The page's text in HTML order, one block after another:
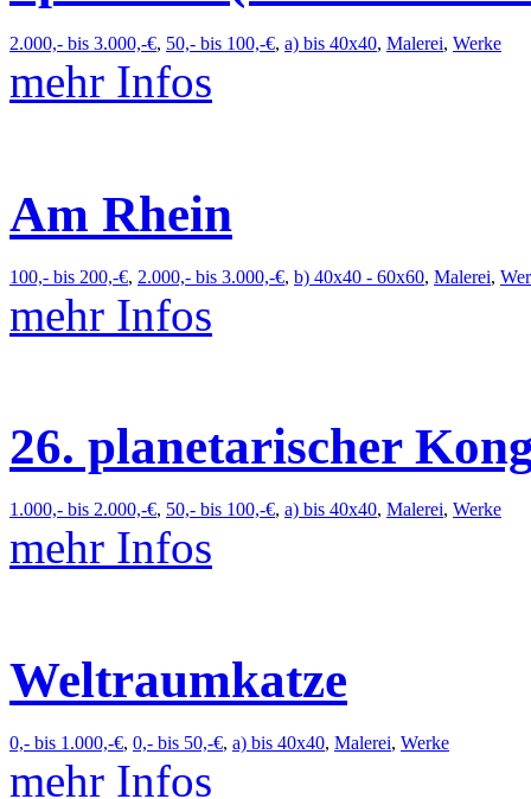
2.000,- bis 3.000,-€, 50,- bis 100,-€, a) bis 40x40, Malerei, Werke
mehr Infos
Am Rhein
100,- bis 200,-€, 2.000,- bis 3.000,-€, b) 40x40 - 60x60, Malerei,
mehr Infos
26. planetarischer
1.000,- bis 2.000,-€, 50,- bis 100,-€, a) bis 40x40, Malerei, Werke
mehr Infos
Weltraumkatze
0,- bis 1.000,-€, 0,- bis 50,-€, a) bis 40x40, Malerei, Werke
mehr Infos